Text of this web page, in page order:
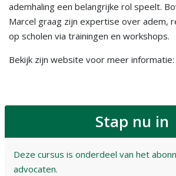
ademhaling een belangrijke rol speelt.
Marcel graag zijn expertise over adem,
op scholen via trainingen en workshops.
Bekijk zijn website voor meer informatie:
Stap nu in
Deze cursus is onderdeel van het
advocaten.